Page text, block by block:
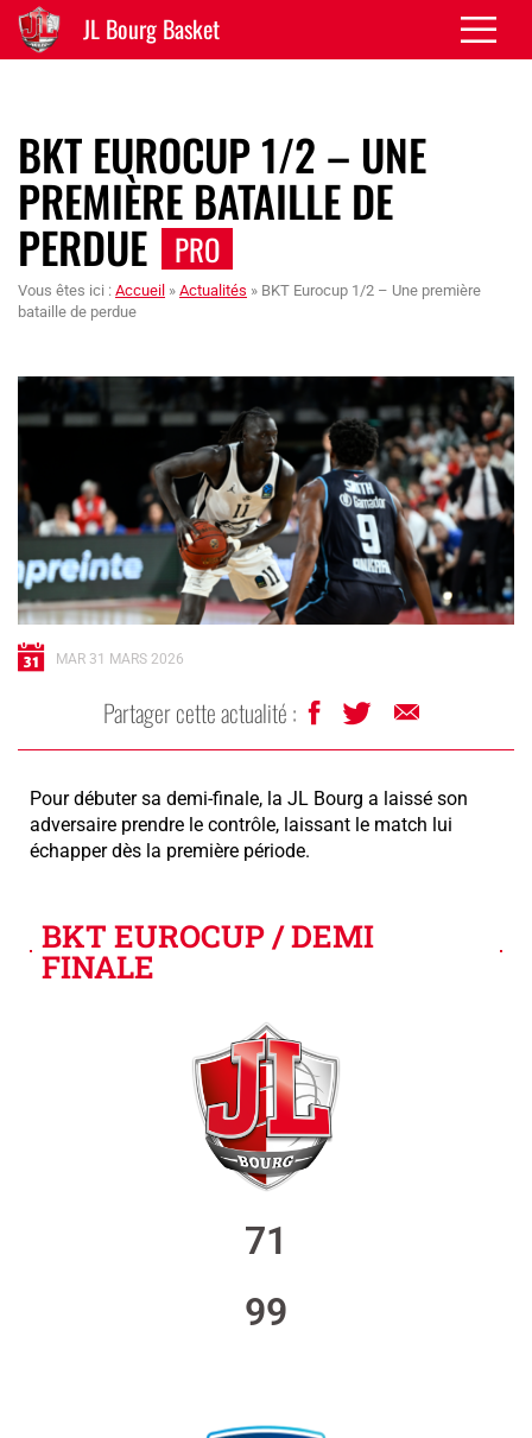
JL Bourg Basket
BKT EUROCUP 1/2 – UNE
PREMIÈRE BATAILLE DE
PERDUE PRO
Vous êtes ici : Accueil » Actualités » BKT Eurocup 1/2 – Une première
bataille de perdue
MAR 31 MARS 2026
Partager cette actualité :
Pour débuter sa demi-finale, la JL Bourg a laissé son
adversaire prendre le contrôle, laissant le match lui
échapper dès la première période.
BKT EUROCUP / DEMI
FINALE
71
99